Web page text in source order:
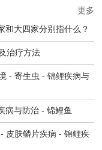
和大四家分别指什么？
治疗方法
- 寄生虫 - 锦鲤疾病与
病与防治 - 锦鲤鱼
皮肤鳞片疾病 - 锦鲤疾
更多